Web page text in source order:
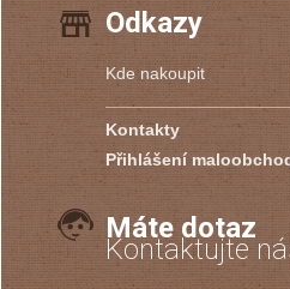
Odkazy
Kde nakoupit
Kontakty
Přihlášení
Máte dotaz
Kontaktujte